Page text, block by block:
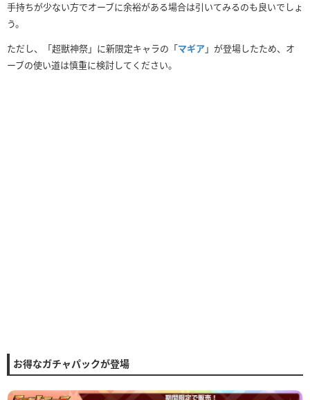
手持ちが少ない方でオーブに余裕がある場合は引いてみるのも良いでしょ
う。
ただし、「超獣神祭」に新限定キャラの「マギア」が登場したため、オ
ーブの使い道は慎重に検討してください。
お得なガチャパックが登場